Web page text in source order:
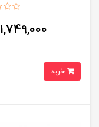
1,749,000